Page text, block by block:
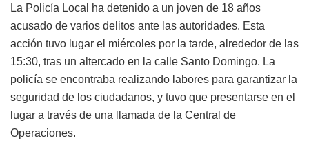
La Policía Local ha detenido a un joven de 18 años
acusado de varios delitos ante las autoridades. Esta
acción tuvo lugar el miércoles por la tarde, alrededor de las
15:30, tras un altercado en la calle Santo Domingo. La
policía se encontraba realizando labores para garantizar la
seguridad de los ciudadanos, y tuvo que presentarse en el
lugar a través de una llamada de la Central de
Operaciones.